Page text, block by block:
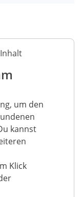
um den
kannst
Klick